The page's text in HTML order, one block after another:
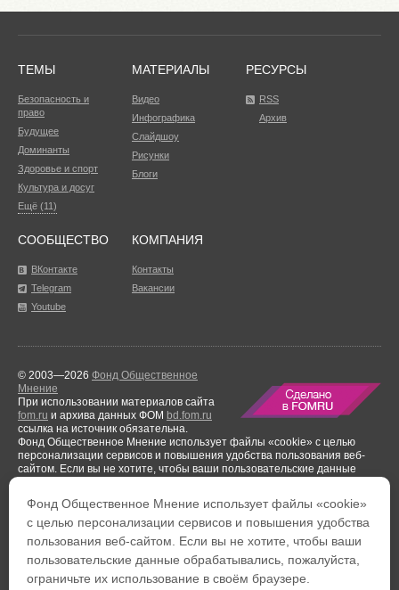
ТЕМЫ
Безопасность и
право
Будущее
Доминанты
Здоровье и спорт
Культура и досуг
Ещё (11)
МАТЕРИАЛЫ
Видео
Инфографика
Слайдшоу
Рисунки
Блоги
РЕСУРСЫ
RSS
Архив
СООБЩЕСТВО
ВКонтакте
Telegram
Youtube
КОМПАНИЯ
Контакты
Вакансии
© 2003—2026 Фонд Общественное
Мнение
При использовании материалов сайта
fom.ru и архива данных ФОМ bd.fom.ru
ссылка на источник обязательна.
Фонд Общественное Мнение использует файлы «cookie» с целью
персонализации сервисов и повышения удобства пользования веб-
сайтом. Если вы не хотите, чтобы ваши пользовательские данные
Результаты аудиторской проверкиза период с 1 января по 31 декабря
2021 года.
Тел. +7 (495) 653-82-32
Тел. 8 (800) 444-53-24
Факс: +7 (495) 653-82-02
Обратная связь
Фонд Общественное Мнение использует файлы «cookie»
с целью персонализации сервисов и повышения удобства
пользования веб-сайтом. Если вы не хотите, чтобы ваши
пользовательские данные обрабатывались, пожалуйста,
ограничьте их использование в своём браузере.